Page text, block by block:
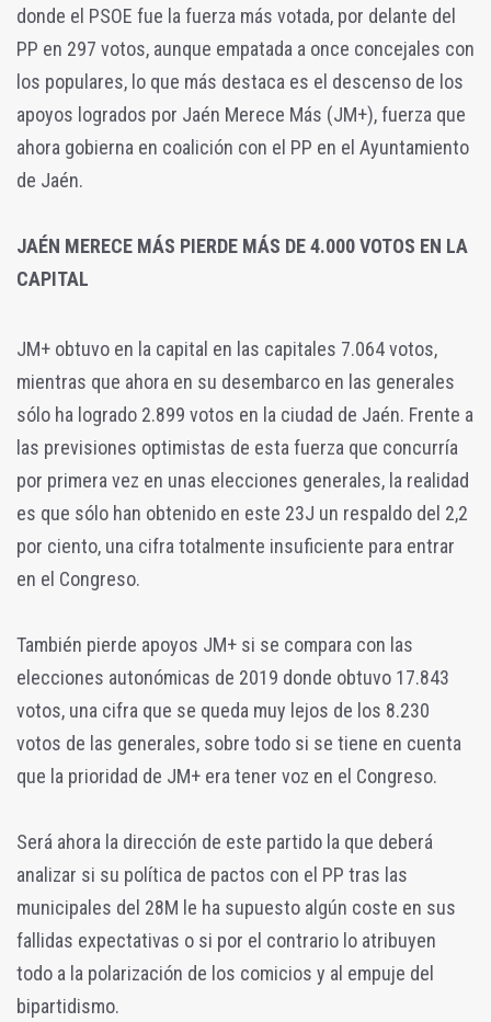
donde el PSOE fue la fuerza más votada, por delante del
PP en 297 votos, aunque empatada a once concejales con
los populares, lo que más destaca es el descenso de los
apoyos logrados por Jaén Merece Más (JM+), fuerza que
ahora gobierna en coalición con el PP en el Ayuntamiento
de Jaén.
JAÉN MERECE MÁS PIERDE MÁS DE 4.000 VOTOS EN LA
CAPITAL
JM+ obtuvo en la capital en las capitales 7.064 votos,
mientras que ahora en su desembarco en las generales
sólo ha logrado 2.899 votos en la ciudad de Jaén. Frente a
las previsiones optimistas de esta fuerza que concurría
por primera vez en unas elecciones generales, la realidad
es que sólo han obtenido en este 23J un respaldo del 2,2
por ciento, una cifra totalmente insuficiente para entrar
en el Congreso.
También pierde apoyos JM+ si se compara con las
elecciones autonómicas de 2019 donde obtuvo 17.843
votos, una cifra que se queda muy lejos de los 8.230
votos de las generales, sobre todo si se tiene en cuenta
que la prioridad de JM+ era tener voz en el Congreso.
Será ahora la dirección de este partido la que deberá
analizar si su política de pactos con el PP tras las
municipales del 28M le ha supuesto algún coste en sus
fallidas expectativas o si por el contrario lo atribuyen
todo a la polarización de los comicios y al empuje del
bipartidismo.